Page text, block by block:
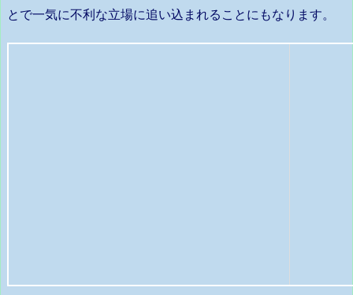
とで一気に不利な立場に追い込まれることにもなります。